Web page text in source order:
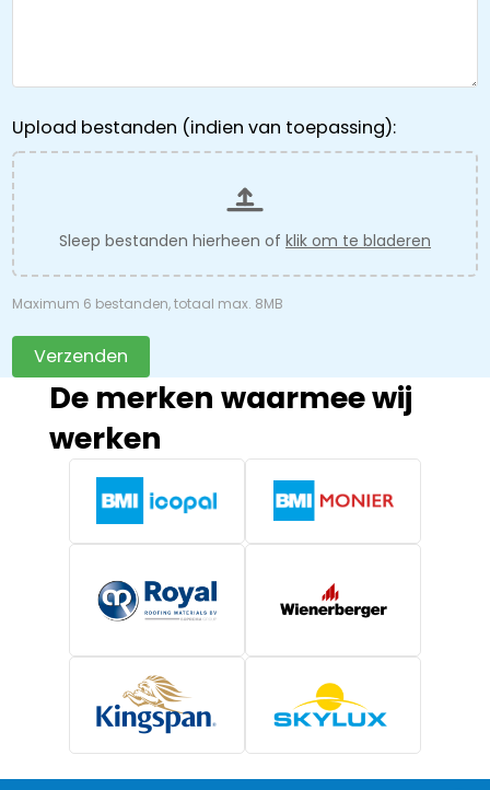
Upload bestanden (indien van toepassing):
Sleep bestanden hierheen of klik om te bladeren
Maximum 6 bestanden, totaal max. 8MB
Verzenden
De merken waarmee wij
werken